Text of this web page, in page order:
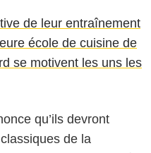
de leur entraînement
école de cuisine de
se motivent les uns les
qu’ils devront
de la